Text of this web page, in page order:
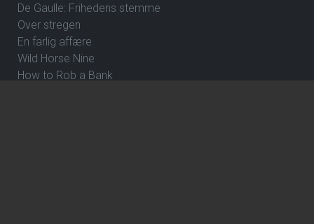
De Gaulle: Frihedens stemme
Over stregen
En farlig affære
Wild Horse Nine
How to Rob a Bank